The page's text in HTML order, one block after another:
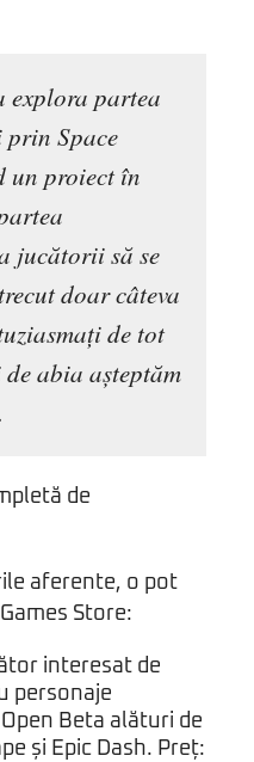
explora partea
Space
un proiect în
jucătorii să se
doar câteva
de tot
abia așteptăm
de
aferente, o pot
Store:
interesat de
personaje
Beta alături de
și Epic Dash. Preț: